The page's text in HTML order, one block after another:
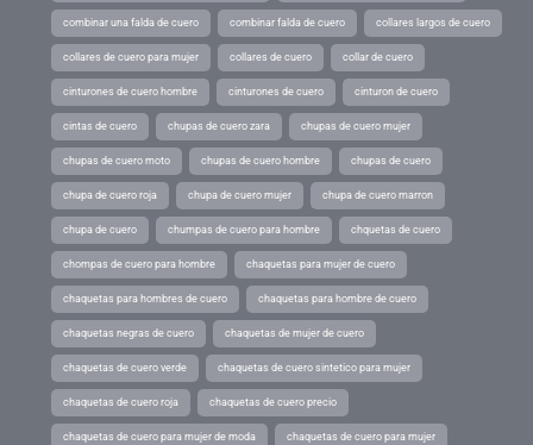
combinar una falda de cuero combinar falda de cuero collares largos de cuero
collares de cuero para mujer collares de cuero collar de cuero
cinturones de cuero hombre cinturones de cuero cinturon de cuero
cintas de cuero chupas de cuero zara chupas de cuero mujer
chupas de cuero moto chupas de cuero hombre chupas de cuero
chupa de cuero roja chupa de cuero mujer chupa de cuero marron
chupa de cuero chumpas de cuero para hombre chquetas de cuero
chompas de cuero para hombre chaquetas para mujer de cuero
chaquetas para hombres de cuero chaquetas para hombre de cuero
chaquetas negras de cuero chaquetas de mujer de cuero
chaquetas de cuero verde chaquetas de cuero sintetico para mujer
chaquetas de cuero roja chaquetas de cuero precio
chaquetas de cuero para mujer de moda chaquetas de cuero para mujer